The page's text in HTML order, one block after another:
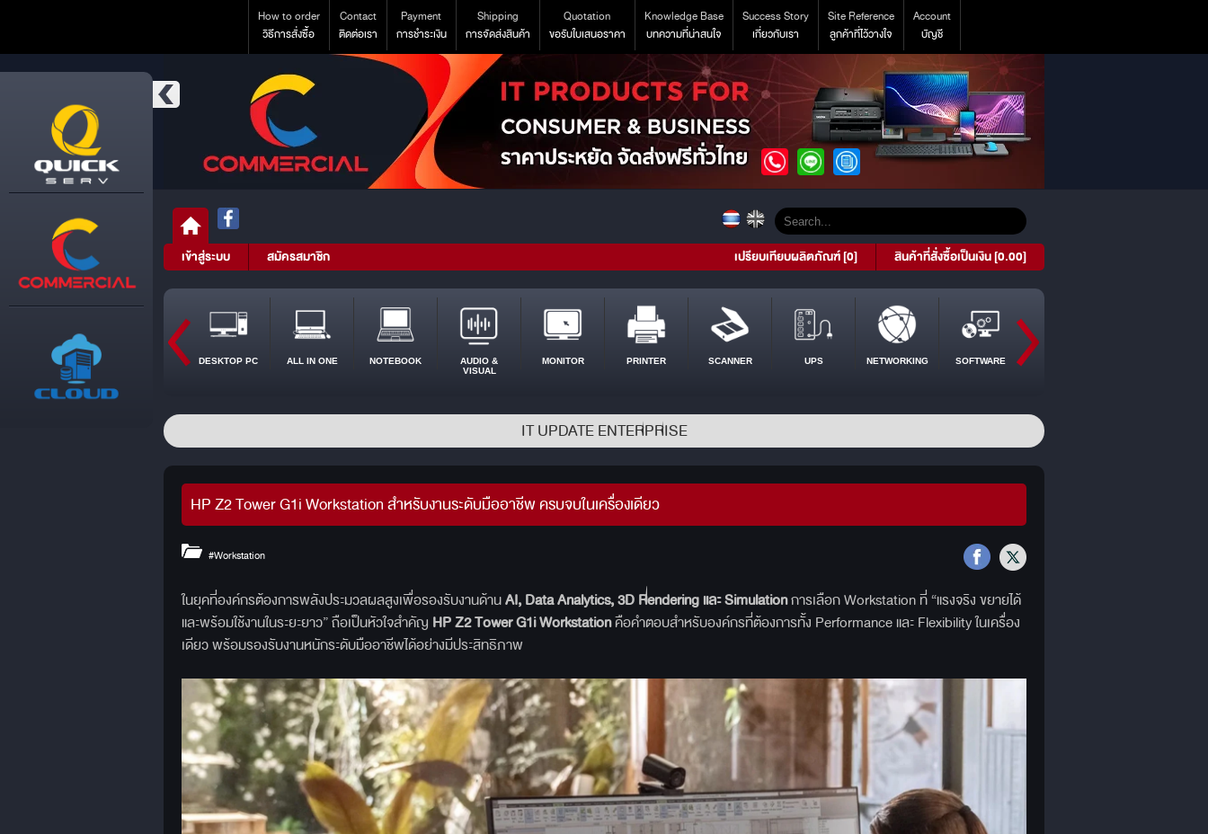
How to order
วิธีการสั่งซื้อ
Contact
ติดต่อเรา
Payment
การชำระเงิน
Shipping
การจัดส่งสินค้า
Quotation
ขอรับใบเสนอราคา
Knowledge Base
บทความที่น่าสนใจ
Success Story
เกี่ยวกับเรา
Site Reference
ลูกค้าที่ไว้วางใจ
Account
บัญชี
เข้าสู่ระบบ สมัครสมาชิก สินค้าที่สั่งซื้อเป็นเงิน [0.00]
เปรียบเทียบผลิตภัณฑ์ [0]
DESKTOP PC ALL IN ONE NOTEBOOK
AUDIO &
VISUAL
MONITOR PRINTER SCANNER UPS NETWORKING SOFTWARE
IT UPDATE ENTERPRISE
HP Z2 Tower G1i Workstation สำหรับงานระดับมืออาชีพ ครบจบในเครื่องเดียว
#Workstation
ในยุคที่องค์กรต้องการพลังประมวลผลสูงเพื่อรองรับงานด้านAI, Data Analytics, 3D Rendering และ Simulationการเลือก Workstation ที่ “แรงจริง ขยายได้
และพร้อมใช้งานในระยะยาว” ถือเป็นหัวใจสำคัญ HP Z2 Tower G1i Workstationคือคำตอบสำหรับองค์กรที่ต้องการทั้ง Performance และ Flexibility ในเครื่อง
เดียว พร้อมรองรับงานหนักระดับมืออาชีพได้อย่างมีประสิทธิภาพ